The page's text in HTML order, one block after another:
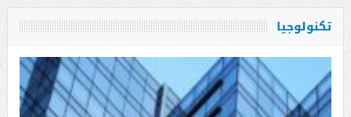
تكنولوجيا